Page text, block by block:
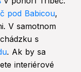
pod Babicou,
V samotnom
s
. Ak by sa
interiérové